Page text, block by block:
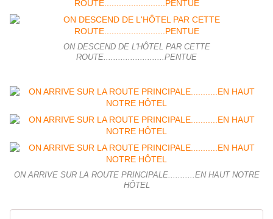
ON DESCEND DE L'HÔTEL PAR CETTE
ROUTE.........................PENTUE
ON ARRIVE SUR LA ROUTE PRINCIPALE...........EN HAUT NOTRE
HÔTEL